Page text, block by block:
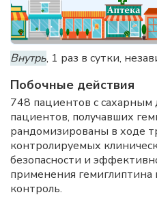
Внутрь, 1 раз в сутки,
Побочные действия
748 пациентов с сахарным
пациентов, получавших
рандомизированы в ходе
контролируемых
безопасности и
применения гемиглиптина
контроль.